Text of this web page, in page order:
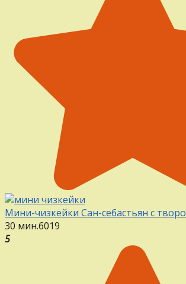
Мини-чизкейки Сан-себастьян с
30 мин.6019
5